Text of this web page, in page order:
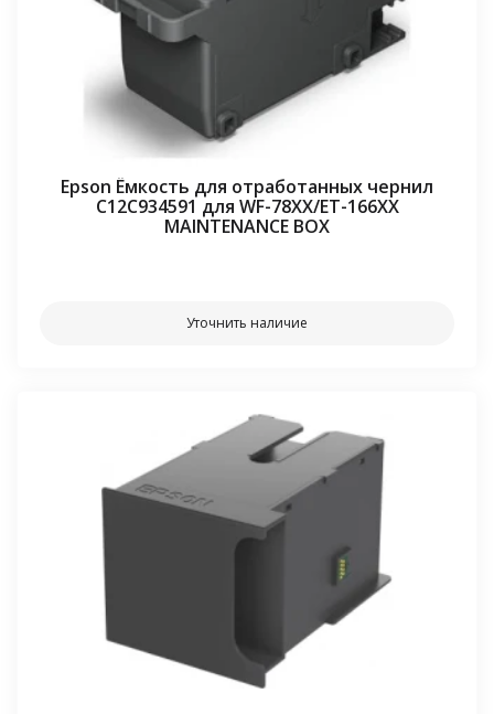
Epson Ёмкость для отработанных чернил
C12C934591 для WF-78XX/ET-166XX
MAINTENANCE BOX
Уточнить наличие